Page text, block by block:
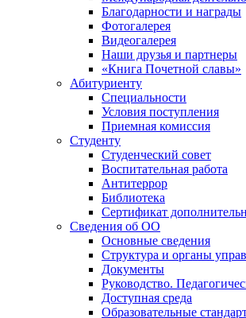
Благодарности и награды
Фотогалерея
Видеогалерея
Наши друзья и партнеры
«Книга Почетной славы»
Абитуриенту
Специальности
Условия поступления
Приемная комиссия
Студенту
Студенческий совет
Воспитательная работа
Антитеррор
Библиотека
Сертификат
Сведения об ОО
Основные сведения
Структура и органы
Документы
Руководство.
Доступная среда
Образовательные